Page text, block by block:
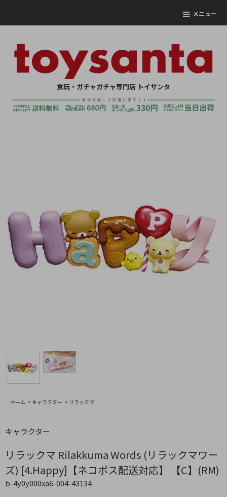
メニュー
食玩・ガチャガチャ専門店 トイサンタ
ホーム > キャラクター > リラックマ
キャラクター
リラックマ Rilakkuma Words (リラックマワー
ズ) [4.Happy]【ネコポス配送対応】 【C】(RM)
b-4y0y000xa6-004-43134